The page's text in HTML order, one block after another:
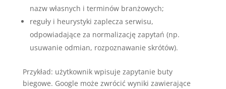
nazw własnych i terminów branżowych;
reguły i heurystyki zaplecza serwisu,
odpowiadające za normalizację zapytań (np.
usuwanie odmian, rozpoznawanie skrótów).
Przykład: użytkownik wpisuje zapytanie buty
biegowe. Google może zwrócić wyniki zawierające